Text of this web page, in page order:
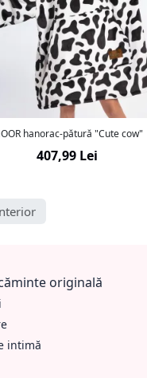
hanorac-pătură "Cute cow"
407,99 Lei
originală
intimă